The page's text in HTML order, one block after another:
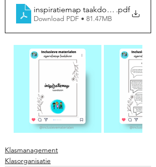
inspiratiemap taakdozen 2
.pdf
Download PDF • 81.47MB
Klasmanagement
Klasorganisatie